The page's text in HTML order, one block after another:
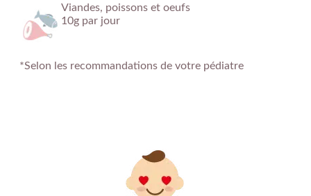
Viandes, poissons et oeufs
10g par jour
*Selon les recommandations de votre pédiatre